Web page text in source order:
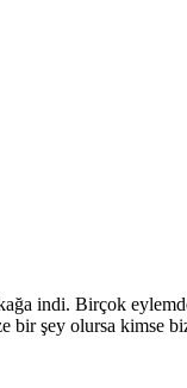
indi. Birçok
bir şey olursa kimse